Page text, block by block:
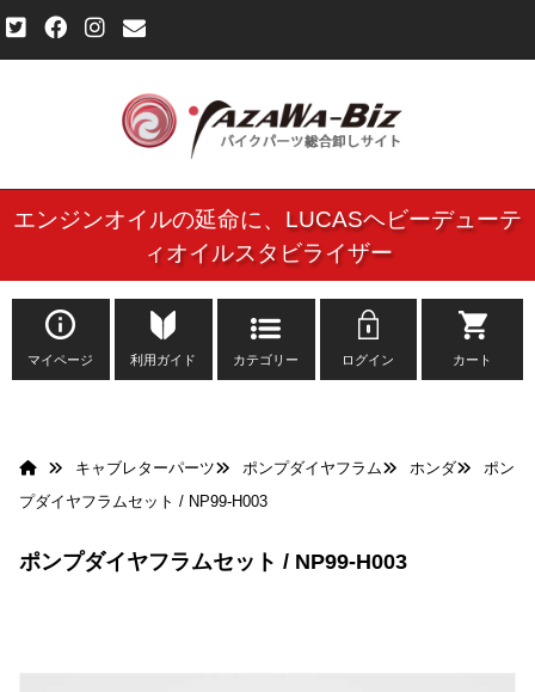
ご利用規約
個人情報保護方針
よくある質問
お問い合わせ
エンジンオイルの延命に、 LUCASヘビーデューテ
ィオイルスタビライザー
マイページ 利用ガイド カテゴリー ログイン カート
キャブレターパーツ ポンプダイヤフラム ホンダ
ポン
プダイヤフラムセット / NP99-H003
ポンプダイヤフラムセット / NP99-H003